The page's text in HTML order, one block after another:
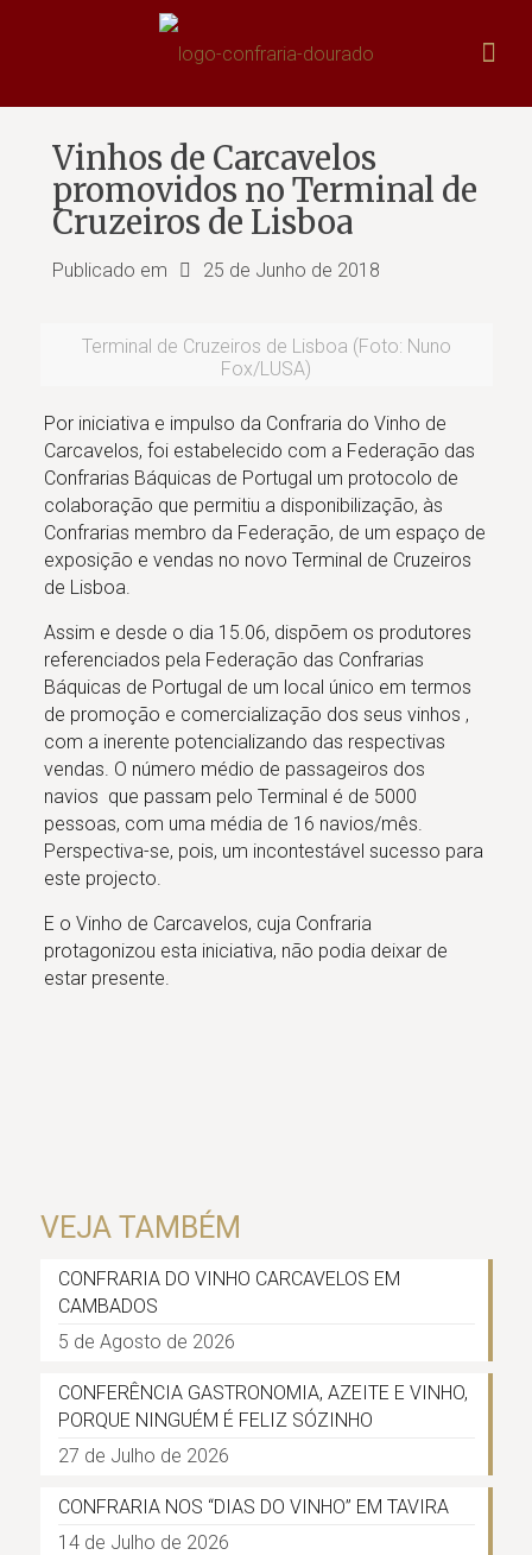
Vinhos de Carcavelos
promovidos no Terminal de
Cruzeiros de Lisboa
Publicado em 25 de Junho de 2018
Terminal de Cruzeiros de Lisboa (Foto: Nuno
Fox/LUSA)
Por iniciativa e impulso da Confraria do Vinho de
Carcavelos, foi estabelecido com a Federação das
Confrarias Báquicas de Portugal um protocolo de
colaboração que permitiu a disponibilização, às
Confrarias membro da Federação, de um espaço de
exposição e vendas no novo Terminal de Cruzeiros
de Lisboa.
Assim e desde o dia 15.06, dispõem os produtores
referenciados pela Federação das Confrarias
Báquicas de Portugal de um local único em termos
de promoção e comercialização dos seus vinhos ,
com a inerente potencializando das respectivas
vendas. O número médio de passageiros dos
navios que passam pelo Terminal é de 5000
pessoas, com uma média de 16 navios/mês.
Perspectiva-se, pois, um incontestável sucesso para
este projecto.
E o Vinho de Carcavelos, cuja Confraria
protagonizou esta iniciativa, não podia deixar de
estar presente.
VEJA TAMBÉM
CONFRARIA DO VINHO CARCAVELOS EM
CAMBADOS
5 de Agosto de 2026
CONFERÊNCIA GASTRONOMIA, AZEITE E VINHO,
PORQUE NINGUÉM É FELIZ SÓZINHO
27 de Julho de 2026
CONFRARIA NOS “DIAS DO VINHO” EM TAVIRA
14 de Julho de 2026